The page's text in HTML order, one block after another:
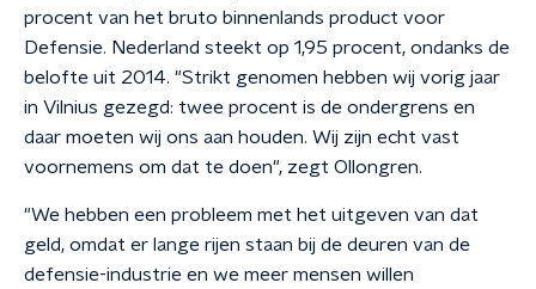
procent van het bruto binnenlands product voor
Defensie. Nederland steekt op 1,95 procent, ondanks de
belofte uit 2014. "Strikt genomen hebben wij vorig jaar
in Vilnius gezegd: twee procent is de ondergrens en
daar moeten wij ons aan houden. Wij zijn echt vast
voornemens om dat te doen", zegt Ollongren.
"We hebben een probleem met het uitgeven van dat
geld, omdat er lange rijen staan bij de deuren van de
defensie-industrie en we meer mensen willen